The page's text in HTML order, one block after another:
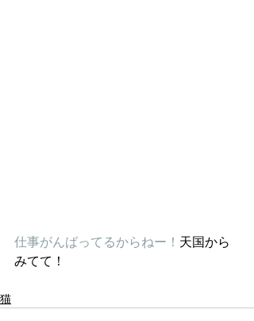
仕事がんばってるからねー！ 天国から
みてて！
猫